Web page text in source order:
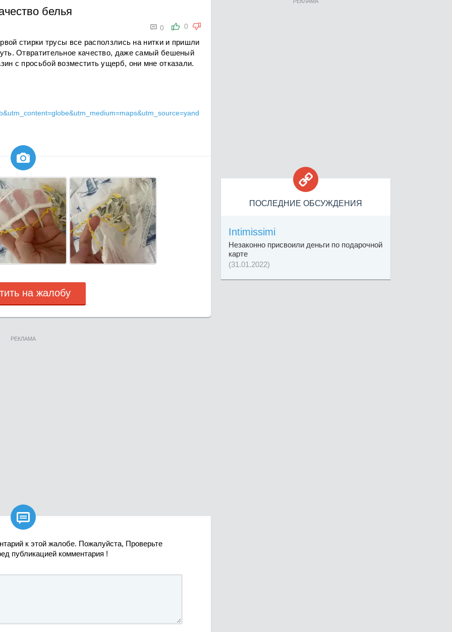
белья
0
 0
стирки трусы все расползлись на нитки и пришли
Отвратительное качество, даже самый бешеный
с просьбой возместить ущерб, они мне отказали.

на жалобу
РЕКЛАМА

к этой жалобе. Пожалуйста, Проверьте
публикацией комментария !

ПОСЛЕДНИЕ ОБСУЖДЕНИЯ
Intimissimi
Незаконно присвоили деньги по подарочной
карте
(31.01.2022)